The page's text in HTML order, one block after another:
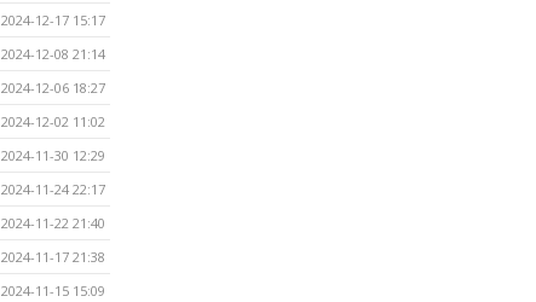
2024-12-17 15:17
2024-12-08 21:14
2024-12-06 18:27
2024-12-02 11:02
2024-11-30 12:29
2024-11-24 22:17
2024-11-22 21:40
2024-11-17 21:38
2024-11-15 15:09